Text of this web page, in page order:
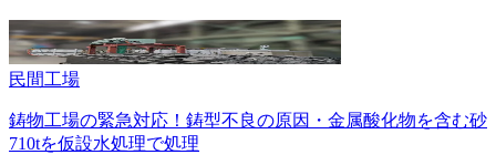
民間工場
鋳物工場の緊急対応！鋳型不良の原因・金属酸化物を含む砂
710tを仮設水処理で処理